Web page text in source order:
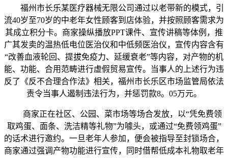
福州市长乐某医疗器械无限公司通过以老带新的模式，引
流40岁至70岁的中老年女性顾客到店体验，并按照顾客需求为
其成立积分卡。商家操纵播放PPT课件、宣传讲稿等体例，推
广其发卖的温热低电位医治仪和中低频医治仪，宣传内容含有
“改善血液轮回、提拔免疫力、延缓衰老”等内容，对产物的机
能、功能、合用范畴进行虚假贸易宣传。当事人的上述行为违
反了《反不合理合作法》相关，福州市长乐区市场监管局依法
责令当事人遏制违法行为，并惩罚款8。05万元。
商家正在社区、公园、菜市场等场合发放，以“凭免费领
取鸡蛋、面条、洗洁精等礼物”为噱头，或通过“免费领鸡蛋”
的话术进行邀约。一旦老年人参加，便会被指导至封锁场合，
商家通过强调产物功能进行宣传，同时借帮低成本礼物取老年